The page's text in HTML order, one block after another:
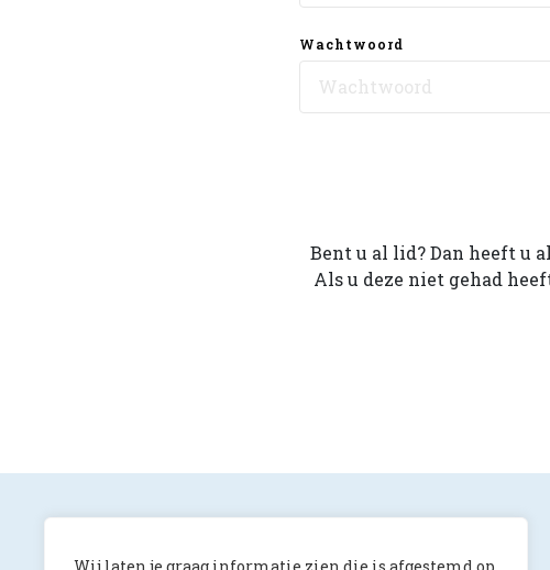
Wachtwoord
Bent u al lid? Dan heeft u
Als u deze niet gehad